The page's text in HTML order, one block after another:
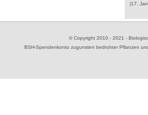
(17.
© Copyright 2010 - 2021 -
BSH-Spendenkonto zugunsten bedrohter Pflanzen